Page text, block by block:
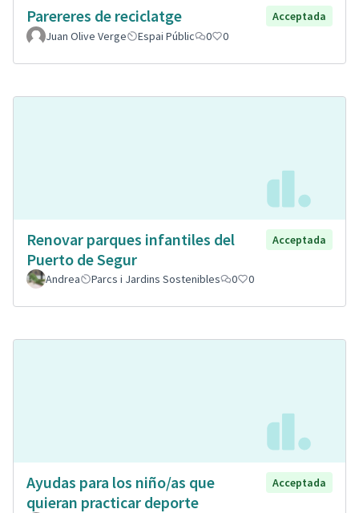
Parereres de reciclatge
Acceptada
Juan Olive Verge
Espai Públic 0 0
Renovar parques infantiles del
Puerto de Segur
Acceptada
Andrea Parcs i Jardins Sostenibles 0 0
Ayudas para los niño/as que
quieran practicar deporte
Acceptada